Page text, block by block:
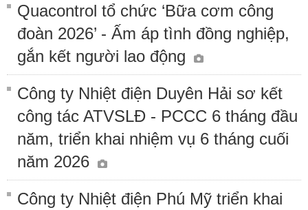
Quacontrol tổ chức ‘Bữa cơm công
đoàn 2026’ - Ấm áp tình đồng nghiệp,
gắn kết người lao động
Công ty Nhiệt điện Duyên Hải sơ kết
công tác ATVSLĐ - PCCC 6 tháng đầu
năm, triển khai nhiệm vụ 6 tháng cuối
năm 2026
Công ty Nhiệt điện Phú Mỹ triển khai